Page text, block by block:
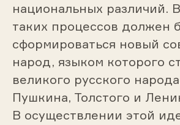
национальных различий.
таких процессов должен
сформироваться новый
народ, языком которого
великого русского
Пушкина, Толстого и
В осуществлении этой